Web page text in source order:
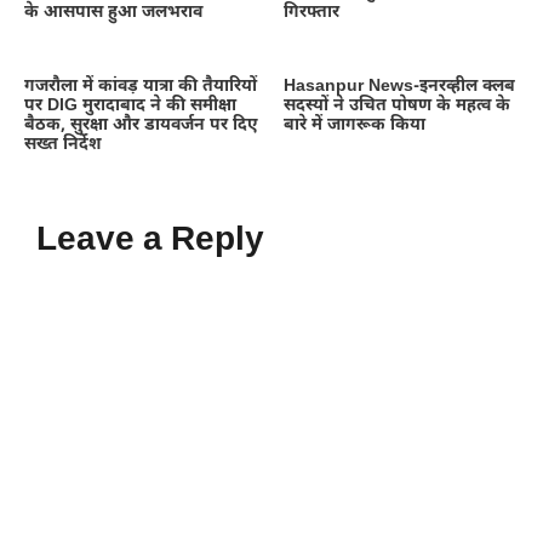
के आसपास हुआ जलभराव
गिरफ्तार
गजरौला में कांवड़ यात्रा की तैयारियों
पर DIG मुरादाबाद ने की समीक्षा
बैठक, सुरक्षा और डायवर्जन पर दिए
सख्त निर्देश
Hasanpur News-इनरव्हील क्लब
सदस्यों ने उचित पोषण के महत्व के
बारे में जागरूक किया
Leave a Reply